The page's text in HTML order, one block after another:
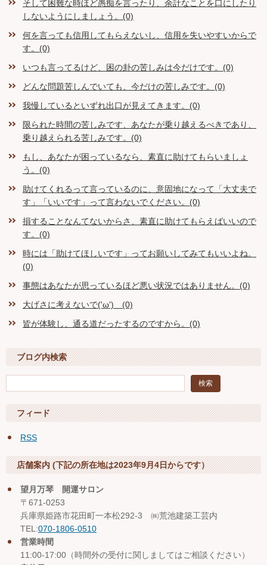
そして困難な時ほど愚痴を言ったり、余計なことを口にしたり
しないようにしましょう。(0)
何を言っても信用してもらえないし、信用を失いやすいからで
す。(0)
いつも言ってるけど、困の卦の苦しみは今だけです。(0)
どんな問題苦しんでいても、今だけの苦しみです。(0)
我慢しているといずれ出口が見えてきます。(0)
限られた時間の苦しみです、あなたが乗り越えるべきであり、
乗り越えられる苦しみです。(0)
もし、あなたが困っているなら、素直に助けてもらいましょ
う。(0)
助けてくれるって言っているのに、意固地になって「大丈夫で
す」「いいです」って言わないでください。(0)
損することなんてないからさ、素直に助けてもらえばいいので
す。(0)
時には「助けてほしいです」ってお願いしてみてもいいよね。
(0)
事態はあなたが思っているほど悪い状況ではありません。(0)
大げさに考えないで('ω') (0)
皆が体験し、通る道だったするのですから。(0)
ブログ内検索
フィード
RSS
店舗案内 (下記の所在地は2023年9月4日からです）
望月万琴 開運サロン
〒671-0253
兵庫県姫路市花田町一本松292-3 ㈱荒池建築工芸内
TEL:070-1806-0510
営業時間
11:00-17:00（時間外の受付に関しましてはご相談ください）